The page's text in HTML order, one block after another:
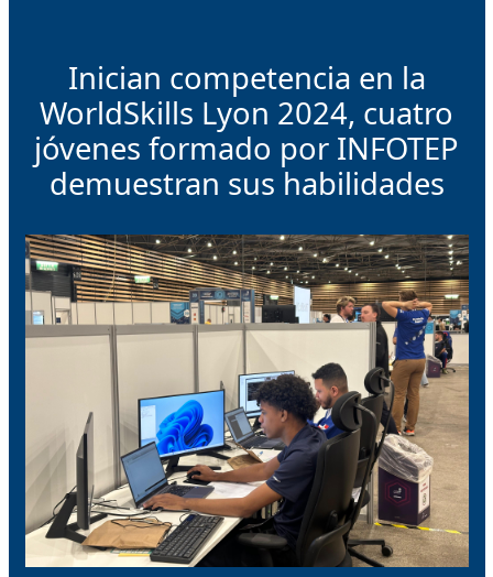
Inician competencia en la
WorldSkills Lyon 2024, cuatro
jóvenes formado por INFOTEP
demuestran sus habilidades